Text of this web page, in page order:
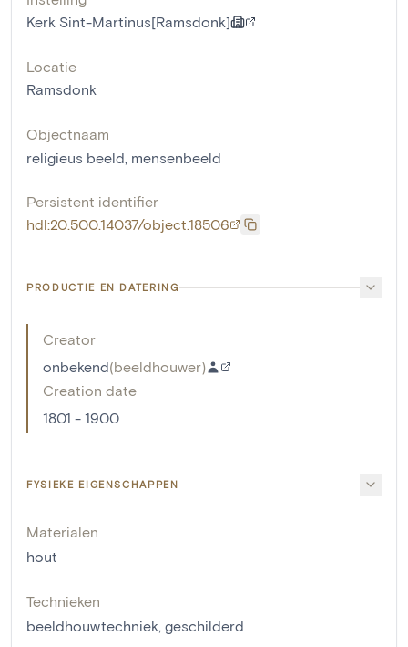
Kerk Sint-Martinus[Ramsdonk]
Locatie
Ramsdonk
Objectnaam
religieus beeld, mensenbeeld
Persistent identifier
hdl:20.500.14037/object.18506
PRODUCTIE EN DATERING
Creator
onbekend(beeldhouwer)
Creation date
1801 - 1900
FYSIEKE EIGENSCHAPPEN
Materialen
hout
Technieken
beeldhouwtechniek, geschilderd